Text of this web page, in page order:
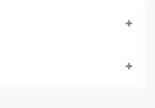
文化